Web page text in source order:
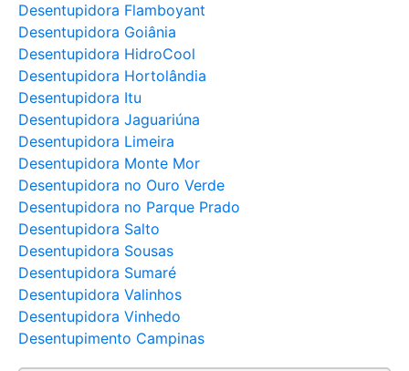
Desentupidora Flamboyant
Desentupidora Goiânia
Desentupidora HidroCool
Desentupidora Hortolândia
Desentupidora Itu
Desentupidora Jaguariúna
Desentupidora Limeira
Desentupidora Monte Mor
Desentupidora no Ouro Verde
Desentupidora no Parque Prado
Desentupidora Salto
Desentupidora Sousas
Desentupidora Sumaré
Desentupidora Valinhos
Desentupidora Vinhedo
Desentupimento Campinas